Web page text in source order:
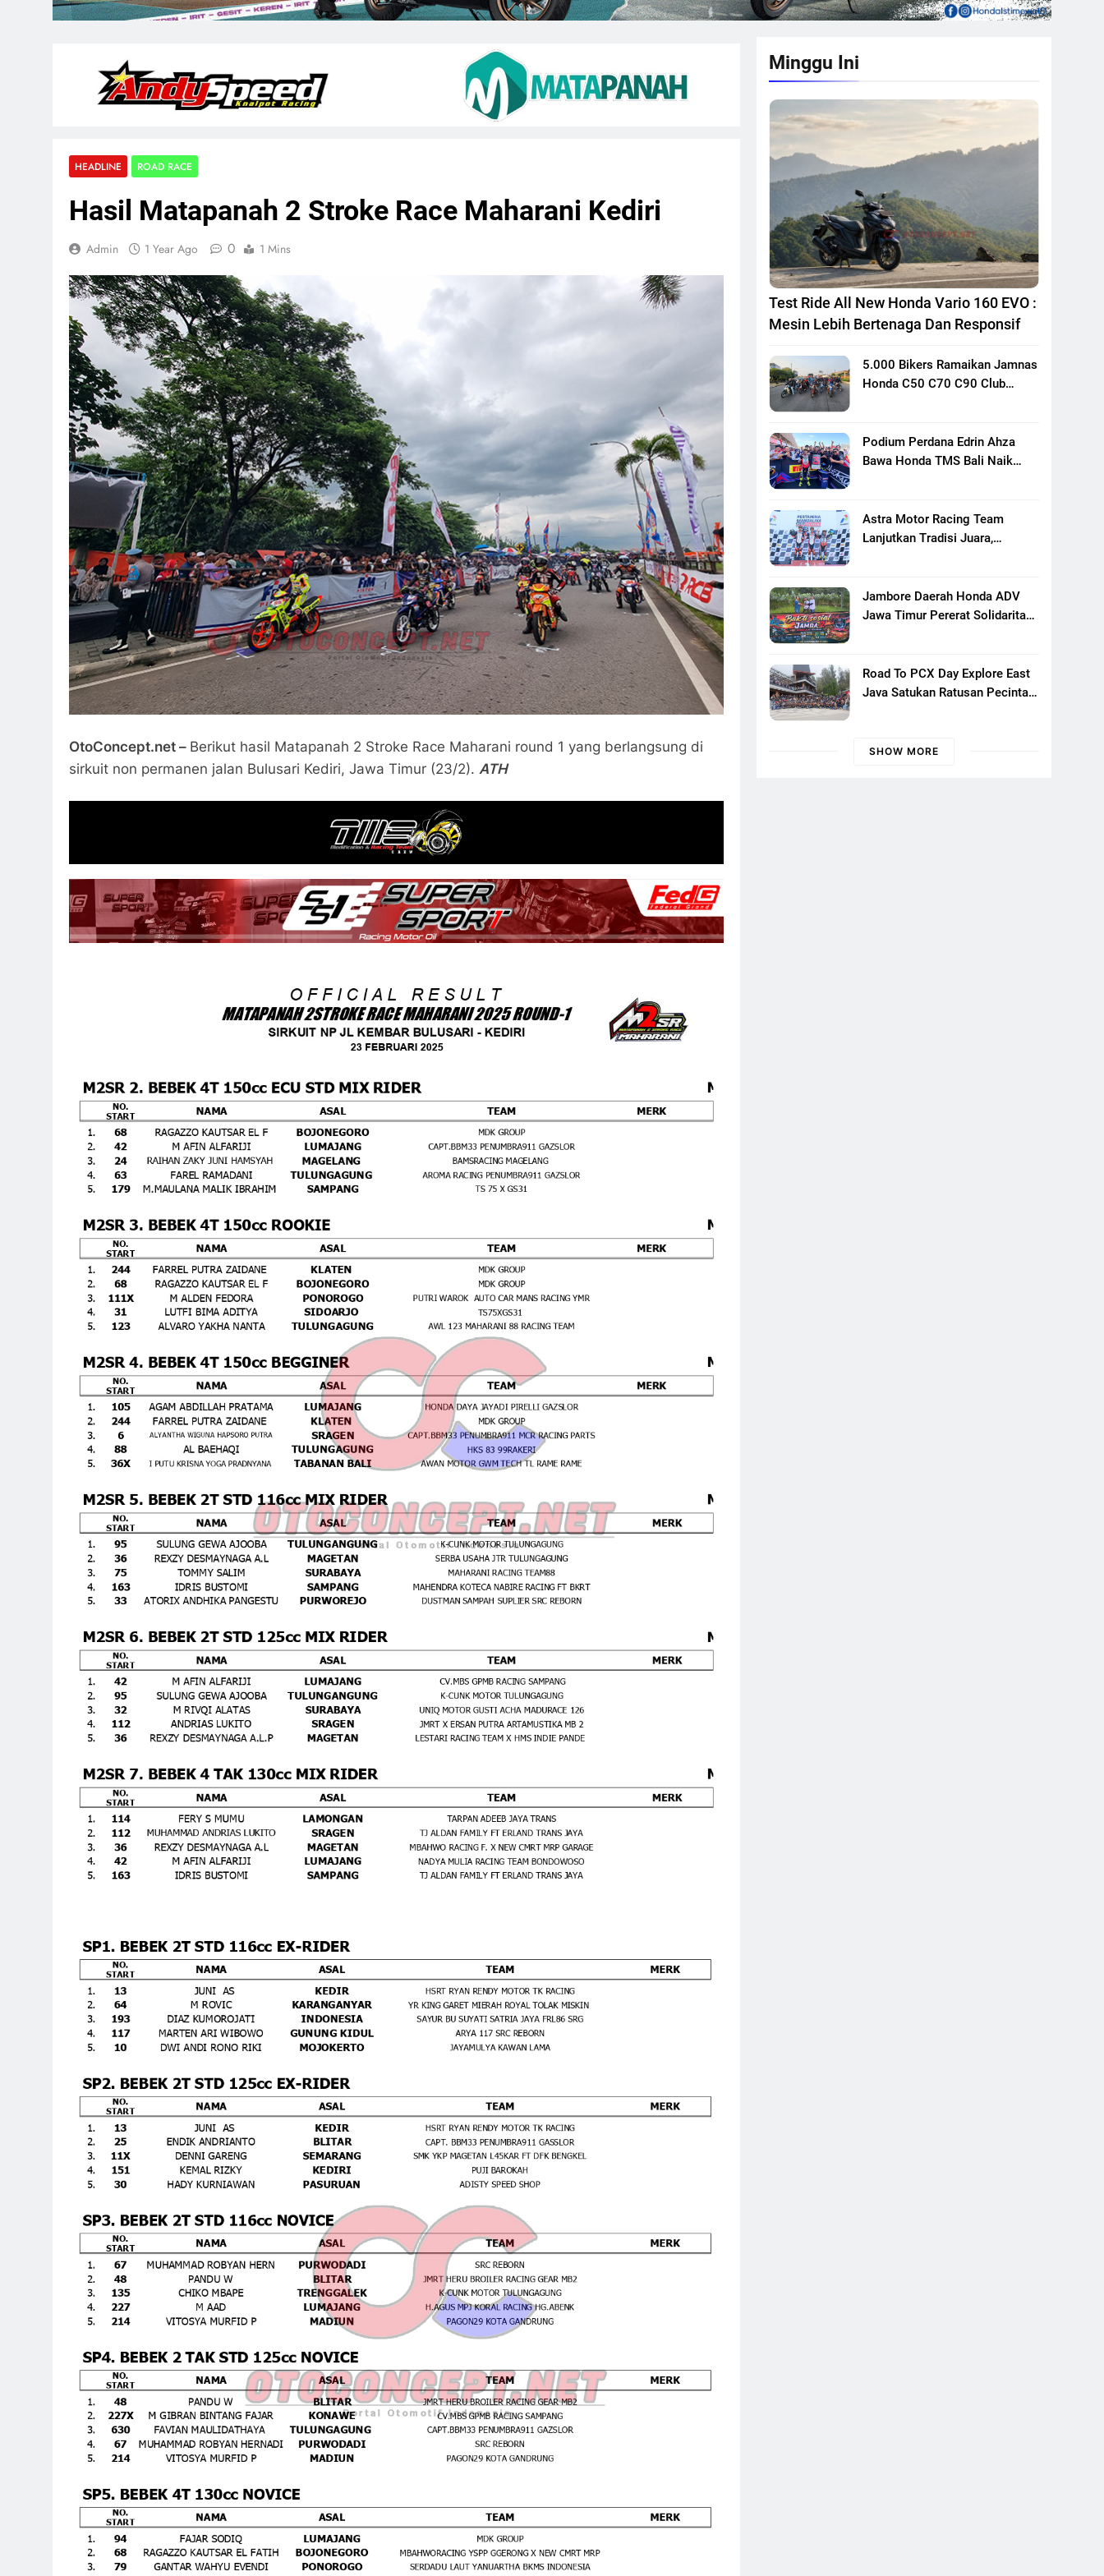
HEADLINE ROAD RACE
Hasil Matapanah 2 Stroke Race Maharani Kediri
Admin 1 Year Ago 0 1 Mins
OtoConcept.net – Berikut hasil Matapanah 2 Stroke Race Maharani round 1 yang berlangsung di
sirkuit non permanen jalan Bulusari Kediri, Jawa Timur (23/2). ATH
Minggu Ini
Test Ride All New Honda Vario 160 EVO :
Mesin Lebih Bertenaga Dan Responsif
5.000 Bikers Ramaikan Jamnas
Honda C50 C70 C90 Club
Motor Klasik Honda
Podium Perdana Edrin Ahza
Bawa Honda TMS Bali Naik
Astra Motor Racing Team
Lanjutkan Tradisi Juara,
Putaran Ke 3
Jambore Daerah Honda ADV
Jawa Timur Pererat Solidaritas
Banyuwangi
Road To PCX Day Explore East
Java Satukan Ratusan Pecinta
SHOW MORE